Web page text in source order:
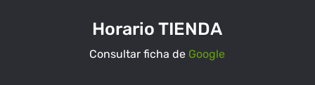
Horario TIENDA
Consultar ficha de Google